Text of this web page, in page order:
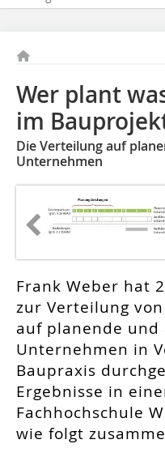
Wer plant
im
Die Verteilung auf
Unternehmen
Frank Weber hat
zur Verteilung
auf planende und
Unternehmen in
Baupraxis
Ergebnisse in
Fachhochschule
wie folgt